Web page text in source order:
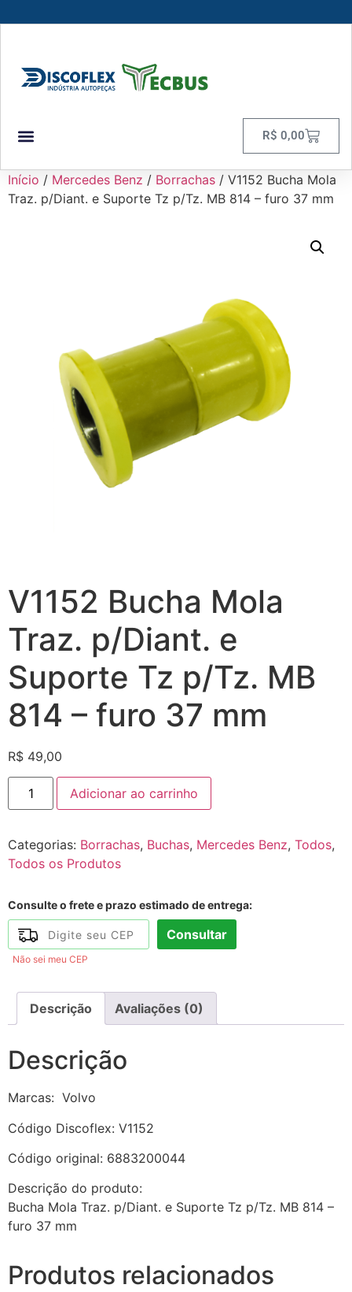
R$ 0,00
Início / Mercedes Benz / Borrachas / V1152 Bucha Mola
Traz. p/Diant. e Suporte Tz p/Tz. MB 814 – furo 37 mm
V1152 Bucha Mola
Traz. p/Diant. e
Suporte Tz p/Tz. MB
814 – furo 37 mm
R$ 49,00
Adicionar ao carrinho
Categorias: Borrachas, Buchas, Mercedes Benz, Todos,
Todos os Produtos
Consulte o frete e prazo estimado de entrega:
Consultar
Não sei meu CEP
Descrição Avaliações (0)
Descrição
Marcas: Volvo
Código Discoflex: V1152
Código original: 6883200044
Descrição do produto:
Bucha Mola Traz. p/Diant. e Suporte Tz p/Tz. MB 814 –
furo 37 mm
Produtos relacionados